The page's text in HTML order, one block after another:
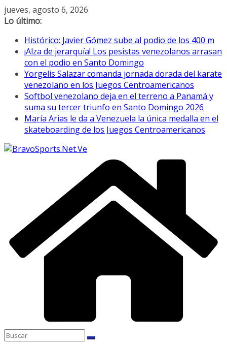
Saltar
al
jueves, agosto 6, 2026
Lo último:
Histórico: Javier Gómez sube al podio de los 400 m
¡Alza de jerarquía! Los pesistas venezolanos arrasan
con el podio en Santo Domingo
Yorgelis Salazar comanda jornada dorada del karate
venezolano en los Juegos Centroamericanos
Softbol venezolano deja en el terreno a Panamá y
suma su tercer triunfo en Santo Domingo 2026
María Arias le da a Venezuela la única medalla en el
skateboarding de los Juegos Centroamericanos